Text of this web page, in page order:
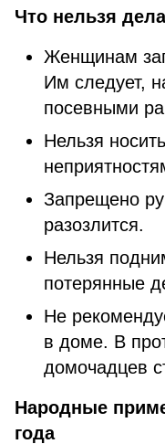
Что нельзя
Женщинам
Им следует,
посевными
Нельзя
Запрещено
разозлится.
Нельзя
потерянные
Не
в доме. В
домочадцев
Народные
года